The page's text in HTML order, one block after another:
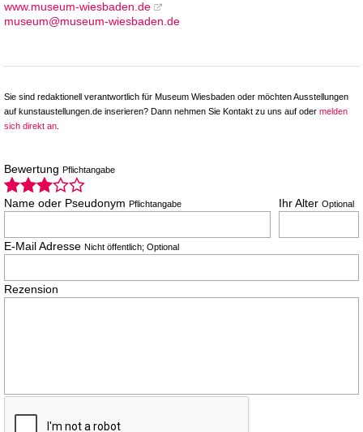
www.museum-wiesbaden.de
museum@museum-wiesbaden.de
Sie sind redaktionell verantwortlich für Museum Wiesbaden oder möchten Ausstellungen
auf kunstaustellungen.de inserieren? Dann nehmen Sie Kontakt zu uns auf oder melden
sich direkt an
Bewertung Pflichtangabe
Name oder Pseudonym Pflichtangabe Ihr Alter Optional
E-Mail Adresse Nicht öffentlich; Optional
Rezension